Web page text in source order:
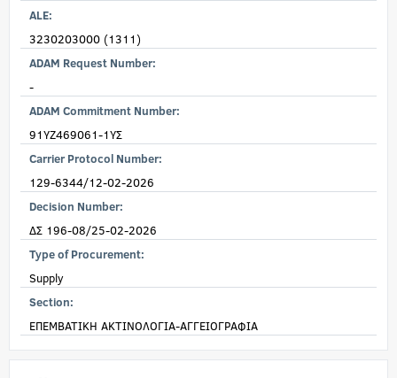
ALE:
3230203000 (1311)
ADAM Request Number:
-
ADAM Commitment Number:
91ΥΖ469061-1ΥΣ
Carrier Protocol Number:
129-6344/12-02-2026
Decision Number:
ΔΣ 196-08/25-02-2026
Type of Procurement:
Supply
Section:
ΕΠΕΜΒΑΤΙΚΗ ΑΚΤΙΝΟΛΟΓΙΑ-ΑΓΓΕΙΟΓΡΑΦΙΑ